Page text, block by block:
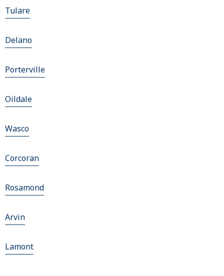
Tulare
Delano
Porterville
Oildale
Wasco
Corcoran
Rosamond
Arvin
Lamont